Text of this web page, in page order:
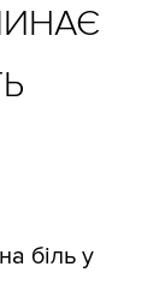
біль у